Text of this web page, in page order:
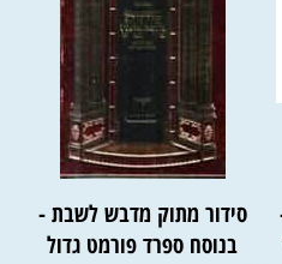
סידור מתוק מדבש לשבת -
בנוסח ספרד פורמט גדול